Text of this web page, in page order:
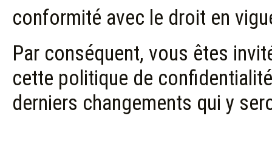
conformité avec le droit en
Par conséquent, vous êtes
cette politique de
derniers changements qui y